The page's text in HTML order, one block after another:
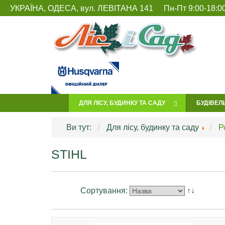
УКРАЇНА, ОДЕСА, вул. ЛЕВІТАНА 141 Пн-Пт 9:00-
ДЛЯ ЛІСУ, БУДИНКУ ТА САДУ
Ви тут: Для лісу, будинку та саду
STIHL
Сортування: ↑↓